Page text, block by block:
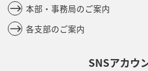
本部・事務局のご案内
各支部のご案内
SNSアカウ